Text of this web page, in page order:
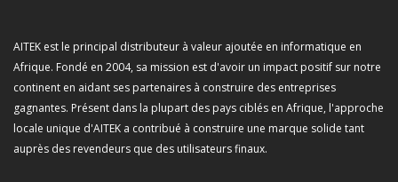
AITEK est le principal distributeur à valeur ajoutée en informatique en
Afrique. Fondé en 2004, sa mission est d'avoir un impact positif sur notre
continent en aidant ses partenaires à construire des entreprises
gagnantes. Présent dans la plupart des pays ciblés en Afrique, l'approche
locale unique d'AITEK a contribué à construire une marque solide tant
auprès des revendeurs que des utilisateurs finaux.